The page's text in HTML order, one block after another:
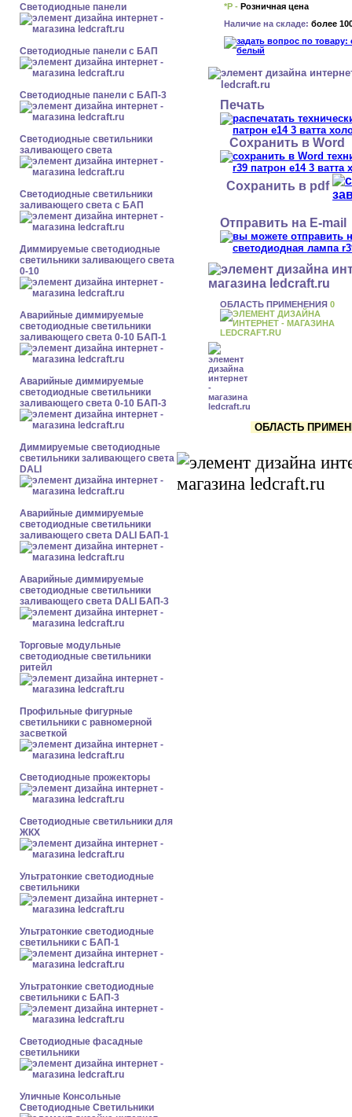
Cветодиодные панели
Cветодиодные панели с БАП
Cветодиодные панели с БАП-3
Светодиодные светильники
заливающего света
Светодиодные светильники
заливающего света с БАП
Диммируемые светодиодные
светильники заливающего света
0-10
Аварийные диммируемые
светодиодные светильники
заливающего света 0-10 БАП-1
Аварийные диммируемые
светодиодные светильники
заливающего света 0-10 БАП-3
Диммируемые светодиодные
светильники заливающего света
DALI
Аварийные диммируемые
светодиодные светильники
заливающего света DALI БАП-1
Аварийные диммируемые
светодиодные светильники
заливающего света DALI БАП-3
Торговые модульные
светодиодные светильники
ритейл
Профильные фигурные
светильники с равномерной
засветкой
Светодиодные прожекторы
Светодиодные светильники для
ЖКХ
Ультратонкие светодиодные
светильники
Ультратонкие светодиодные
светильники с БАП-1
Ультратонкие светодиодные
светильники с БАП-3
Светодиодные фасадные
светильники
Уличные Консольные
Светодиодные Светильники
*Р - Розничная цена
Наличие на складе: более
Печать
Сохранить в Word
Сохранить в pdf
Отправить на E-mail
ОБЛАСТЬ ПРИМЕНЕНИЯ 0
ОБЛАСТЬ